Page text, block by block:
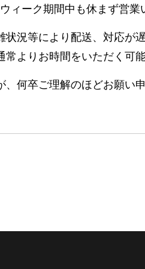
ィーク期間中も休まず営業
況等により配送、対応が
よりお時間をいただく可
何卒ご理解のほどお願い申